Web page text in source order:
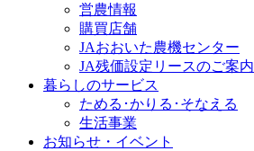
営農情報
購買店舗
JAおおいた農機センター
JA残価設定リースのご案内
暮らしのサービス
ためる･かりる･そなえる
生活事業
お知らせ・イベント